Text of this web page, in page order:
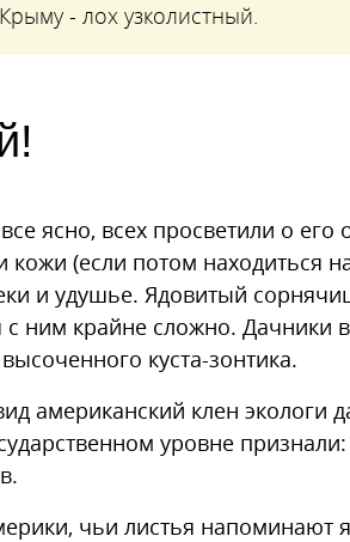
- лох узколистный.
ясно, всех просветили о его
(если потом находиться
и удушье. Ядовитый
с ним крайне сложно. Дачники
куста-зонтика.
американский клен экологи
уровне
чьи листья напоминают